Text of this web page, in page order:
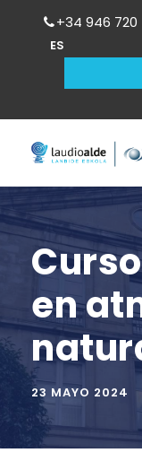
+34 946
ES
en
23 MAYO 2024